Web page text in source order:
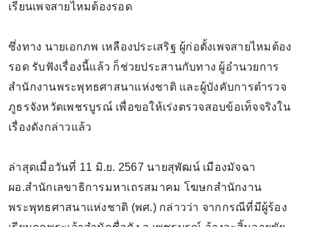
เรียนเพจสายไหมต้องรอด
ซึ่งทาง นายเอกภพ เหลืองประเสริฐ ผู้ก่อตั้งเพจสายไหมต้อง
รอด รับฟังเรื่องนี้แล้ว ก็ช่วยประสานกับทาง ผู้อำนวยการ
สำนักงานพระพุทธศาสนาแห่งชาติ และผู้บังคับการตำรวจ
ภูธรจังหวัดเพชรบูรณ์ เพื่อขอให้เร่งตรวจสอบข้อเท็จจริงใน
เรื่องดังกล่าวแล้ว
ล่าสุดเมื่อวันที่ 11 มิ.ย. 2567 นายสุพัฒน์ เมืองมัจฉา
ผอ.สำนักเลขาธิการมหาเถรสมาคม โฆษกสำนักงาน
พระพุทธศาสนาแห่งชาติ (พศ.) กล่าวว่า จากกรณีที่มีผู้ร้อง